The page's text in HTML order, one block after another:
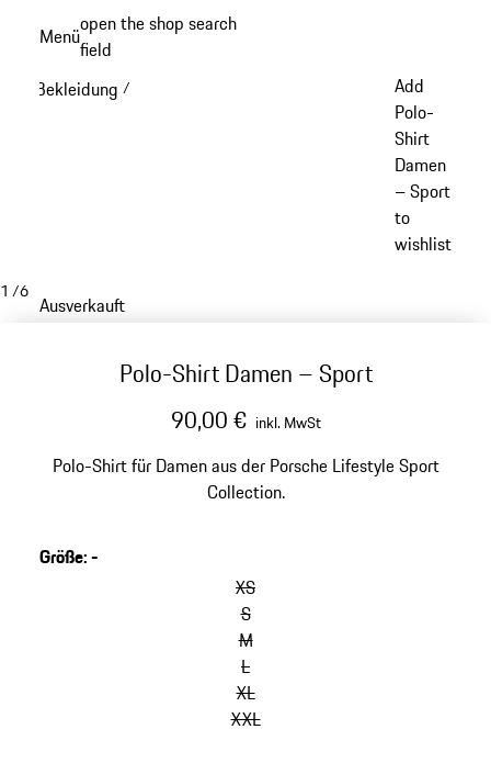
Hauptinhalt
Menüopen the shop search
field
Bekleidung /
Add
Polo-
Shirt
Damen
– Sport
to
wishlist
1 /6
Ausverkauft
Polo-Shirt Damen – Sport
90,00 € inkl. MwSt
Polo-Shirt für Damen aus der Porsche Lifestyle Sport
Collection.
Größe:-
XS
S
M
L
XL
XXL